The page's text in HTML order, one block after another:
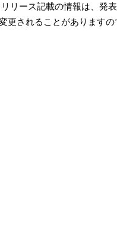
リース記載の情報は、発表
更されることがあります